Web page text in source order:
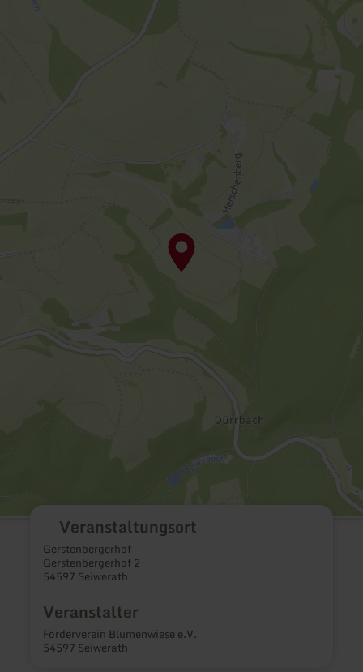
Veranstaltungsort
Gerstenbergerhof
Gerstenbergerhof 2
54597 Seiwerath
Veranstalter
Förderverein Blumenwiese e.V.
54597 Seiwerath